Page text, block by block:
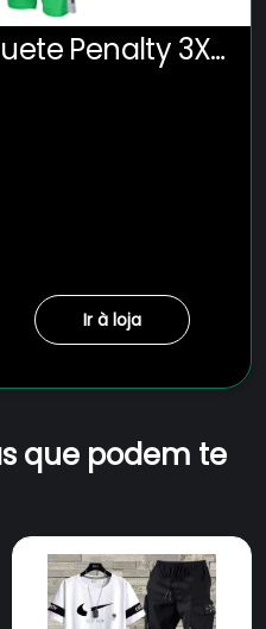
Penalty 3X3
+ Bermuda
Ir à loja
que podem te